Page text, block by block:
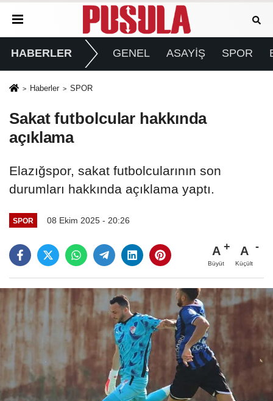
HABERLER GENEL ASAYİŞ SPOR
Haberler SPOR
Sakat futbolcular hakkında
açıklama
Elazığspor, sakat futbolcularının son
durumları hakkında açıklama yaptı.
SPOR 08 Ekim 2025 - 20:26
A
Büyüt
A
Küçült